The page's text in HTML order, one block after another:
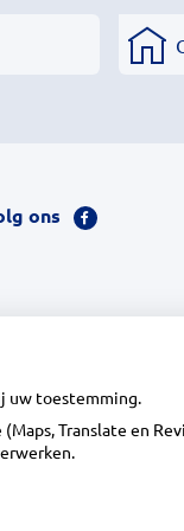
ons
Bezoek
uw toestemming.
Translate en